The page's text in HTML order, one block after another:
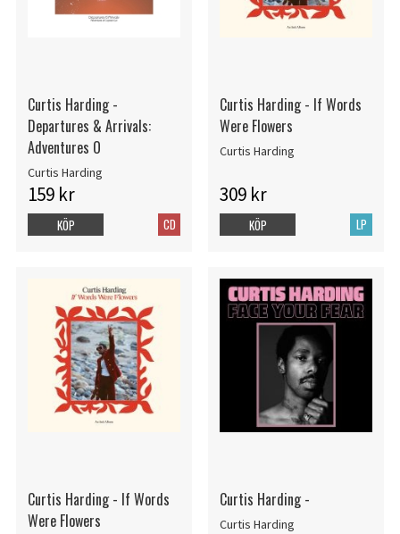
Curtis Harding -
Departures & Arrivals:
Adventures O
Curtis Harding
159 kr
CD
KÖP
Curtis Harding - If Words
Were Flowers
Curtis Harding
309 kr
LP
KÖP
Curtis Harding - If Words
Were Flowers
Curtis Harding -
Curtis Harding